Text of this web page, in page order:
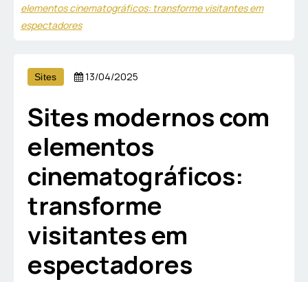
elementos cinematográficos: transforme visitantes em
espectadores
Sites 13/04/2025
Sites modernos com
elementos
cinematográficos:
transforme
visitantes em
espectadores